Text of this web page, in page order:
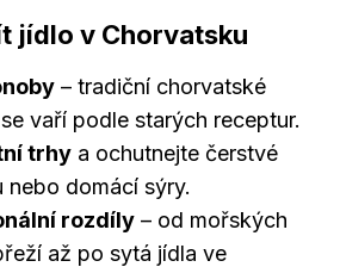
jídlo v Chorvatsku
– tradiční chorvatské
vaří podle starých receptur.
trhy a ochutnejte čerstvé
nebo domácí sýry.
rozdíly – od mořských
až po sytá jídla ve